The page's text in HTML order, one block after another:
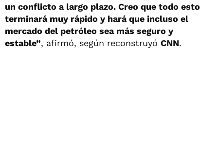
un conflicto a largo plazo. Creo que todo esto
terminará muy rápido y hará que incluso el
mercado del petróleo sea más seguro y
estable”, afirmó, según reconstruyó CNN.